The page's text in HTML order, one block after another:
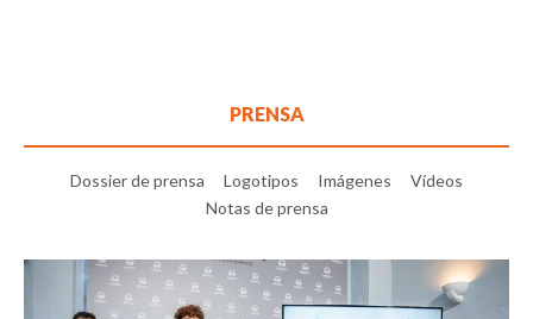
PRENSA
Dossier de prensa Logotipos Imágenes
Vídeos
Notas de prensa